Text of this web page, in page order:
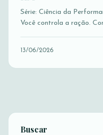
Série: Ciência da
Você controla a ração.
13/06/2026
Buscar